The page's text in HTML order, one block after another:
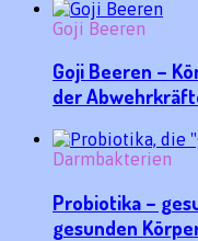
Goji Beeren
Goji Beeren –
der
Darmbakterien
Probiotika –
gesunden